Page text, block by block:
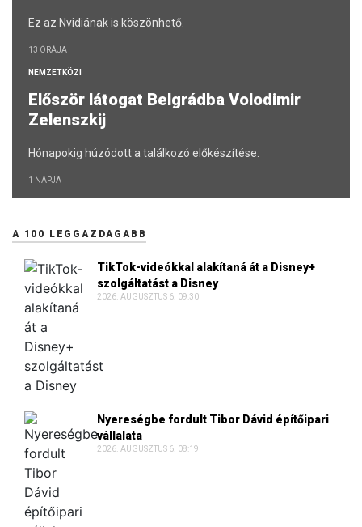
Ez az Nvidiának is köszönhető.
13 ÓRÁJA
NEMZETKÖZI
Először látogat Belgrádba Volodimir
Zelenszkij
Hónapokig húzódott a találkozó előkészítése.
1 NAPJA
A 100 LEGGAZDAGABB
TikTok-videókkal alakítaná át a Disney+
szolgáltatást a Disney
2026. AUGUSZTUS 6. 09:30
Nyereségbe fordult Tibor Dávid építőipari
vállalata
2026. AUGUSZTUS 6. 08:19